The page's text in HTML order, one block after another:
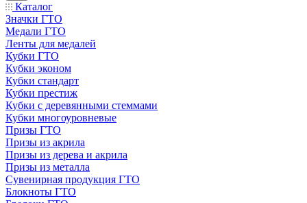
Каталог
Значки ГТО
Медали ГТО
Ленты для медалей
Кубки ГТО
Кубки эконом
Кубки стандарт
Кубки престиж
Кубки с деревянными стеммами
Кубки многоуровневые
Призы ГТО
Призы из акрила
Призы из дерева и акрила
Призы из металла
Сувенирная продукция ГТО
Блокноты ГТО